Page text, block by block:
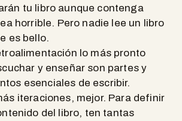
tu libro aunque contenga
horrible. Pero nadie lee un libro
es bello.
lo más pronto
y enseñar son partes y
esenciales de escribir.
iteraciones, mejor. Para definir
del libro, ten tantas